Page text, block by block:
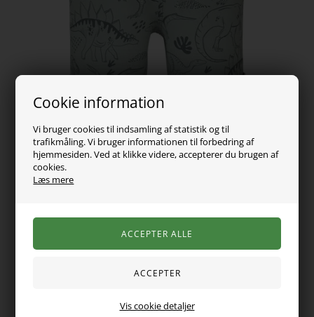
Cookie information
Vi bruger cookies til indsamling af statistik og til
trafikmåling. Vi bruger informationen til forbedring af
hjemmesiden. Ved at klikke videre, accepterer du brugen af
cookies.
Læs mere
Vis cookie detaljer
Vælg Størrelse